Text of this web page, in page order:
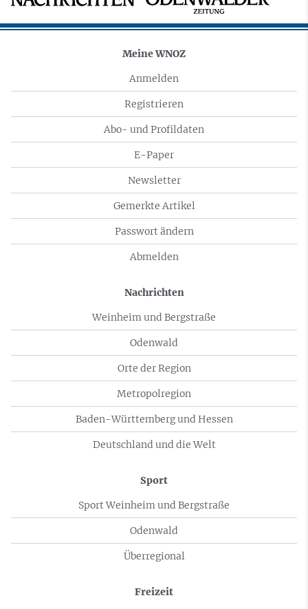
Meine WNOZ
Anmelden
Registrieren
Abo- und Profildaten
E-Paper
Newsletter
Gemerkte Artikel
Passwort ändern
Abmelden
Nachrichten
Weinheim und Bergstraße
Odenwald
Orte der Region
Metropolregion
Baden-Württemberg und Hessen
Deutschland und die Welt
Sport
Sport Weinheim und Bergstraße
Odenwald
Überregional
Freizeit